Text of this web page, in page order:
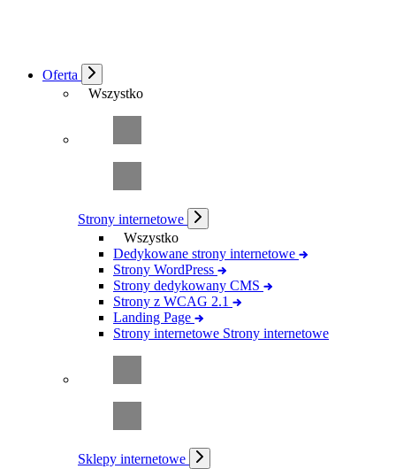
Oferta
Wszystko
Strony internetowe
Wszystko
Dedykowane strony internetowe
Strony WordPress
Strony dedykowany CMS
Strony z WCAG 2.1
Landing Page
Strony internetowe Strony internetowe
Sklepy internetowe